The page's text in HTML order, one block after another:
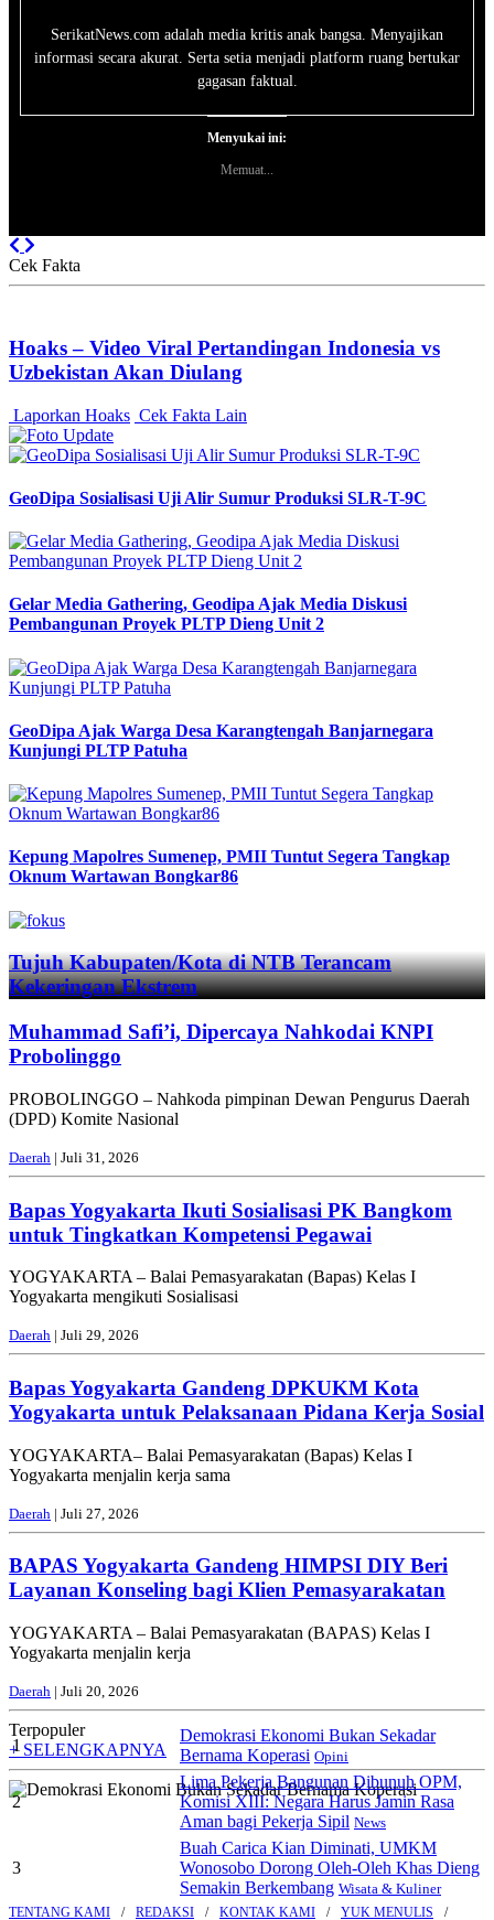
SerikatNews.com adalah media kritis anak bangsa. Menyajikan
informasi secara akurat. Serta setia menjadi platform ruang bertukar
gagasan faktual.
Menyukai ini:
Memuat...
Previous
Cek Fakta
Hoaks – Video Viral Pertandingan Indonesia vs
Uzbekistan Akan Diulang
Laporkan Hoaks Cek Fakta Lain
GeoDipa Sosialisasi Uji Alir Sumur Produksi SLR-T-9C
Gelar Media Gathering, Geodipa Ajak Media Diskusi
Pembangunan Proyek PLTP Dieng Unit 2
GeoDipa Ajak Warga Desa Karangtengah Banjarnegara
Kunjungi PLTP Patuha
Kepung Mapolres Sumenep, PMII Tuntut Segera Tangkap
Oknum Wartawan Bongkar86
Previous
Next
Tujuh Kabupaten/Kota di NTB Terancam
Kekeringan Ekstrem
Muhammad Safi’i, Dipercaya Nahkodai KNPI
Probolinggo
PROBOLINGGO – Nahkoda pimpinan Dewan Pengurus Daerah
(DPD) Komite Nasional
Daerah | Juli 31, 2026
Bapas Yogyakarta Ikuti Sosialisasi PK Bangkom
untuk Tingkatkan Kompetensi Pegawai
YOGYAKARTA – Balai Pemasyarakatan (Bapas) Kelas I
Yogyakarta mengikuti Sosialisasi
Daerah | Juli 29, 2026
Bapas Yogyakarta Gandeng DPKUKM Kota
Yogyakarta untuk Pelaksanaan Pidana Kerja Sosial
YOGYAKARTA– Balai Pemasyarakatan (Bapas) Kelas I
Yogyakarta menjalin kerja sama
Daerah | Juli 27, 2026
BAPAS Yogyakarta Gandeng HIMPSI DIY Beri
Layanan Konseling bagi Klien Pemasyarakatan
YOGYAKARTA – Balai Pemasyarakatan (BAPAS) Kelas I
Yogyakarta menjalin kerja
Daerah | Juli 20, 2026
Terpopuler
+ SELENGKAPNYA
1
Demokrasi Ekonomi Bukan Sekadar
Bernama Koperasi Opini
2
Lima Pekerja Bangunan Dibunuh OPM,
Komisi XIII: Negara Harus Jamin Rasa
Aman bagi Pekerja Sipil News
3
Buah Carica Kian Diminati, UMKM
Wonosobo Dorong Oleh-Oleh Khas Dieng
Semakin Berkembang Wisata & Kuliner
TENTANG KAMI REDAKSI KONTAK KAMI YUK MENULIS